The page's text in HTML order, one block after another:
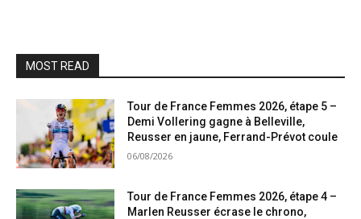
MOST READ
Tour de France Femmes 2026, étape 5 –
Demi Vollering gagne à Belleville,
Reusser en jaune, Ferrand-Prévot coule
06/08/2026
Tour de France Femmes 2026, étape 4 –
Marlen Reusser écrase le chrono,